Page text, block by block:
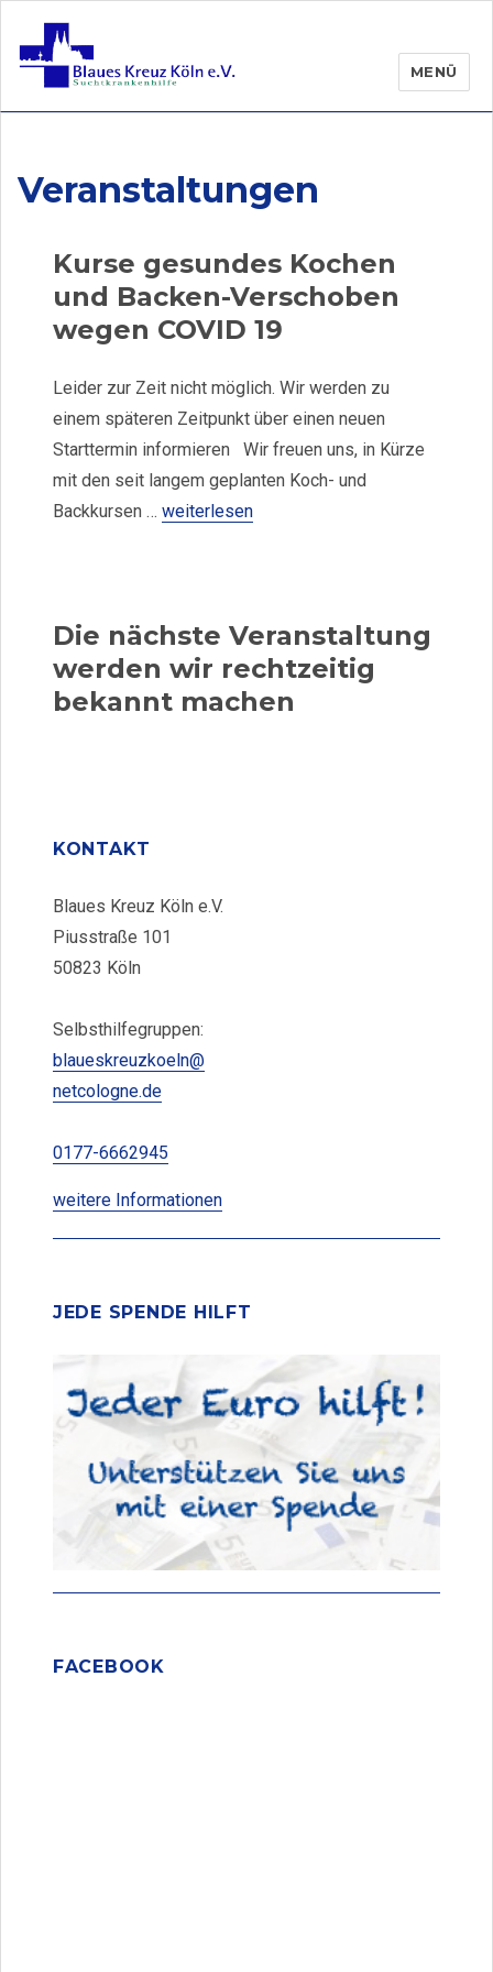
MENÜ
Veranstaltungen
Kurse gesundes Kochen
und Backen-Verschoben
wegen COVID 19
Leider zur Zeit nicht möglich. Wir werden zu
einem späteren Zeitpunkt über einen neuen
Starttermin informieren Wir freuen uns, in Kürze
mit den seit langem geplanten Koch- und
Backkursen … „Kurse gesundes Kochen und Backen-
weiterlesen
Die nächste Veranstaltung
werden wir rechtzeitig
bekannt machen
KONTAKT
Blaues Kreuz Köln e.V.
Piusstraße 101
50823 Köln
Selbsthilfegruppen:
blaueskreuzkoeln@
netcologne.de
0177-6662945
weitere Informationen
JEDE SPENDE HILFT
FACEBOOK